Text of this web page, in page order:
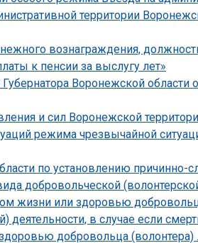
территории
вознаграждения,
к пенсии за выслугу лет»
Воронежской области
и сил Воронежской
режима чрезвычайной
по установлению причинно-
добровольческой
жизни или здоровью
в случае если
добровольца (волонтера)